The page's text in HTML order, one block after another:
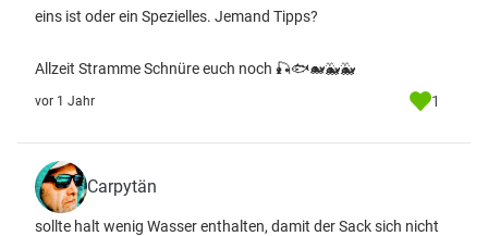
eins ist oder ein Spezielles. Jemand Tipps?
Allzeit Stramme Schnüre euch noch 🎣🐟🐋🐳🐳
vor 1 Jahr 1
Carpytän
sollte halt wenig Wasser enthalten, damit der Sack sich nicht